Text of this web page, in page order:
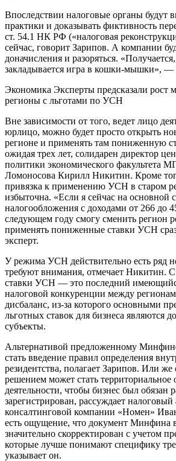
Впоследствии налоговые органы будут
практики и доказывать фиктивность
ст. 54.1 НК РФ («налоговая
сейчас, говорит Зарипов. А компании
доначисления и разоряться.
закладывается игра в кошки-мышки», —
Экономика Эксперты предсказали рост
регионы с льготами по УСН
Вне зависимости от того, ведет лицо
юрлицо, можно будет просто открыть
регионе и применять там пониженную
ожидая трех лет, солидарен директор
политики экономического факультета
Ломоносова Кирилл Никитин. Кроме
привязка к применению УСН в старом
избыточна. «Если я сейчас на основной
налогообложения с доходами от 266 до
следующем году смогу сменить регион
применять пониженные ставки УСН
эксперт.
У режима УСН действительно есть ряд
требуют внимания, отмечает Никитин.
ставки УСН — это последний
налоговой конкуренции между
дисбаланс, из-за которого основными
льготных ставок для бизнеса являются
субъекты.
Альтернативой предложенному
стать введение правил определения
резидентства, полагает Зарипов. Или
решением может стать территориальное
деятельности, чтобы бизнес был обязан
зарегистрирован, рассуждает налоговый
консалтинговой компании «Номен»
есть ощущение, что документ Минфина
значительно скорректирован с учетом
которые лучше понимают специфику
указывает он.